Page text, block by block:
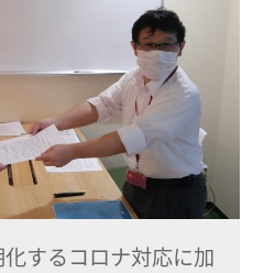
するコロナ対応に加